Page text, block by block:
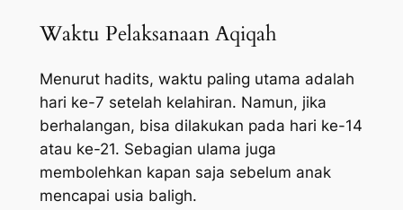
Waktu Pelaksanaan Aqiqah
Menurut hadits, waktu paling utama adalah
hari ke-7 setelah kelahiran. Namun, jika
berhalangan, bisa dilakukan pada hari ke-14
atau ke-21. Sebagian ulama juga
membolehkan kapan saja sebelum anak
mencapai usia baligh.